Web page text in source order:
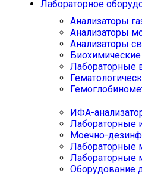
Лабораторное
Анализаторы
Анализаторы
Анализаторы
Лабораторные
ИФА-
Лабораторные
Моечно-
Лабораторные
Лабораторные
Оборудование